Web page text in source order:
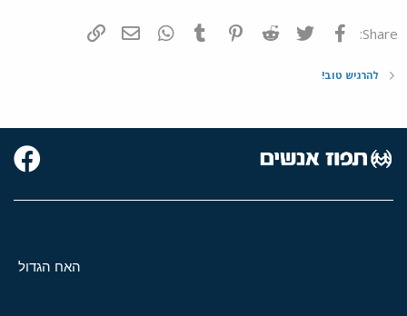
Share: פייסבוק Twitter
Reddit
Pinterest
Tumblr
WhatsAppדואר אלקטרוני
להרגיש טוב!
האח הגדול